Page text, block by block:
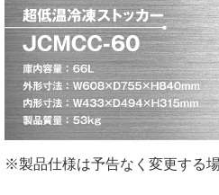
※製品仕様は予告なく変更する